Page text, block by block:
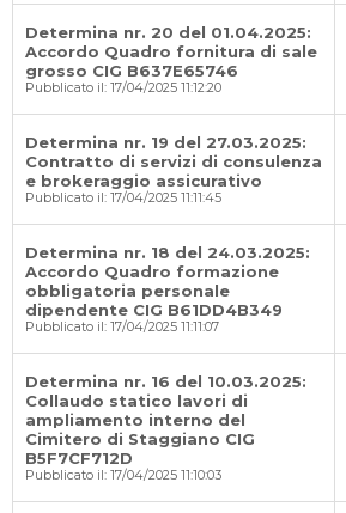
Determina nr. 20 del 01.04.2025:
Accordo Quadro fornitura di sale
grosso CIG B637E65746
Pubblicato il: 17/04/2025 11:12:20
Determina nr. 19 del 27.03.2025:
Contratto di servizi di consulenza
e brokeraggio assicurativo
Pubblicato il: 17/04/2025 11:11:45
Determina nr. 18 del 24.03.2025:
Accordo Quadro formazione
obbligatoria personale
dipendente CIG B61DD4B349
Pubblicato il: 17/04/2025 11:11:07
Determina nr. 16 del 10.03.2025:
Collaudo statico lavori di
ampliamento interno del
Cimitero di Staggiano CIG
B5F7CF712D
Pubblicato il: 17/04/2025 11:10:03